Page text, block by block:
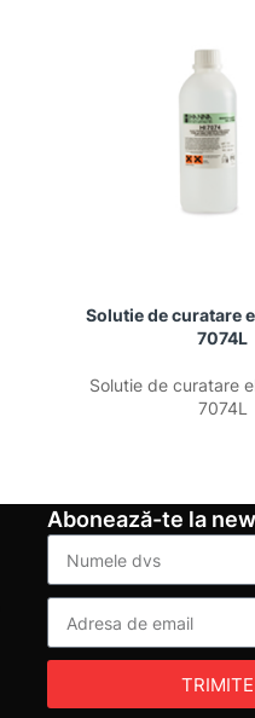
Solutie de curatare
7074L
Solutie de curatare
7074L
Abonează-te la
TRIMITE